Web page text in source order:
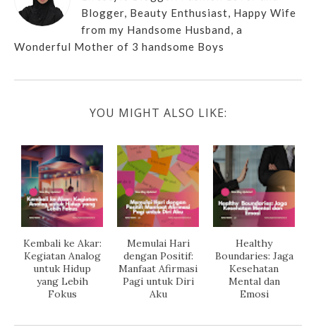
Blogger, Beauty Enthusiast, Happy Wife
from my Handsome Husband, a
Wonderful Mother of 3 handsome Boys
YOU MIGHT ALSO LIKE:
Kembali ke Akar:
Kegiatan Analog
untuk Hidup
yang Lebih
Fokus
Memulai Hari
dengan Positif:
Manfaat Afirmasi
Pagi untuk Diri
Aku
Healthy
Boundaries: Jaga
Kesehatan
Mental dan
Emosi